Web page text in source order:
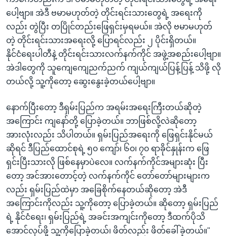
ပေါ့ဗျာ။ အဲဒီ ဗမာမဟုတ်တဲ့ တိုင်းရင်းသားတွေရဲ့ အရေးကို
လည်း တွဲပြီး တပြိုင်တည်းဖြေရှင်းမှရမယ်။ အဲလို ဗမာမဟုတ်
တဲ့ တိုင်းရင်းသားအရေးလို့ ပြောရင်လည်း ၂ ပိုင်းရှိတယ်။
နိုင်ငံရေးပါတီနဲ့ တိုင်းရင်းသားလက်နက်ကိုင် အဖွဲ့အစည်းပေါ့ဗျာ။
အဲဒါတွေကို သူကျေကျေညက်ညက် ကျယ်ကျယ်ပြန့်ပြန့် သိဖို့ လို
တယ်လို့ သူ့ကိုတော့ ဆွေးနွေးခဲ့တယ်ပေါ့ဗျာ။
နောက်ပြီးတော့ ဒီရှမ်းပြည်က အရမ်းအရေးကြီးတယ်ဆိုတဲ့
အကြောင်း ကျနော်တို့ ပြောခဲ့တယ်။ ဘာဖြစ်လို့လဲဆိုတော့
အားလုံးလည်း သိပါတယ်။ ရှမ်းပြည်အရေးကို ဖြေရှင်းနိုင်မယ်
ဆိုရင် ဒီပြည်ထောင်စုရဲ့ ၅၀ ကျော်၊ ၆၀၊ ၇၀ ရာခိုင်နှုန်းက ဖြေ
ရှင်းပြီးသားလို ဖြစ်နေမှာပဲလေ။ လက်နက်ကိုင်အများဆုံး ပြီး
တော့ အင်အားတောင့်တဲ့ လက်နက်ကိုင် တော်တော်များများက
လည်း ရှမ်းပြည်ထဲမှာ အခြေစိုက်နေတယ်ဆိုတော့ အဲဒီ
အကြောင်းကိုလည်း သူ့ကိုတော့ ပြောခဲ့တယ်။ ဆိုတော့ ရှမ်းပြည်
ရဲ့ နိုင်ငံရေး၊ ရှမ်းပြည်ရဲ့ အခင်းအကျင်းကိုတော့ ဒီထက်ပိုသိ
အောင်လုပ်ဖို့ သူ့ကိုပြောခဲ့တယ်၊ ဖိတ်လည်း ဖိတ်ခေါ်ခဲ့တယ်။"